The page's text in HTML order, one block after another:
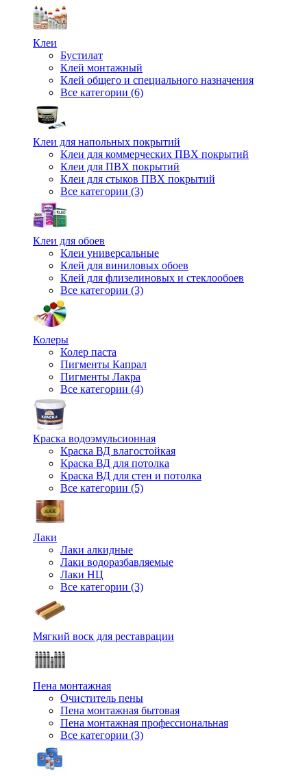
Клеи
Бустилат
Клей монтажный
Клей общего и специального назначения
Все категории (6)
Клеи для напольных покрытий
Клеи для коммерческих ПВХ покрытий
Клеи для ПВХ покрытий
Клеи для стыков ПВХ покрытий
Все категории (3)
Клеи для обоев
Клеи универсальные
Клей для виниловых обоев
Клей для флизелиновых и стеклообоев
Все категории (3)
Колеры
Колер паста
Пигменты Капрал
Пигменты Лакра
Все категории (4)
Краска водоэмульсионная
Краска ВД влагостойкая
Краска ВД для потолка
Краска ВД для стен и потолка
Все категории (5)
Лаки
Лаки алкидные
Лаки водоразбавляемые
Лаки НЦ
Все категории (3)
Мягкий воск для реставрации
Пена монтажная
Очиститель пены
Пена монтажная бытовая
Пена монтажная профессиональная
Все категории (3)